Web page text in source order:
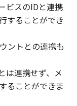
ビスのIDと連携
することができ
ントとの連携も
は連携せず、メ
ることができま